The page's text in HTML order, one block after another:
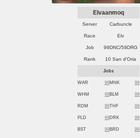
Elvaanmoq
Server Carbuncle
Race Elv
Job 99DNC/59DRG
Rank 10 San d'Oria
Jobs
WAR 99MNK 99
WHM 99BLM 99
RDM 99THF 99
PLD 99DRK 99
BST 99BRD 99